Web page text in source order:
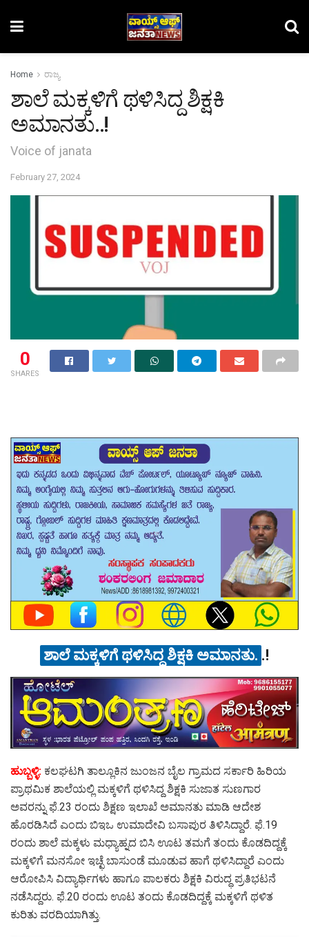
Home ರಾಜ್ಯ
ಶಾಲೆ ಮಕ್ಕಳಿಗೆ ಥಳಿಸಿದ್ದ ಶಿಕ್ಷಕಿ
ಅಮಾನತು..!
Voice of janata
February 27, 2024
0
SHARES
ಶಾಲೆ ಮಕ್ಕಳಿಗೆ ಥಳಿಸಿದ್ದ ಶಿಕ್ಷಕಿ ಅಮಾನತು. .!
ಹುಬ್ಬಳ್ಳಿ: ಕಲಘಟಗಿ ತಾಲ್ಲೂಕಿನ ಜುಂಜನ ಬೈಲ ಗ್ರಾಮದ ಸರ್ಕಾರಿ ಹಿರಿಯ
ಪ್ರಾಥಮಿಕ ಶಾಲೆಯಲ್ಲಿ ಮಕ್ಕಳಿಗೆ ಥಳಿಸಿದ್ದ ಶಿಕ್ಷಕಿ ಸುಜಾತ ಸುಣಗಾರ
ಅವರನ್ನು ಫೆ.23 ರಂದು ಶಿಕ್ಷಣ ಇಲಾಖೆ ಅಮಾನತು ಮಾಡಿ ಆದೇಶ
ಹೊರಡಿಸಿದೆ ಎಂದು ಬಿಇಒ ಉಮಾದೇವಿ ಬಸಾಪುರ ತಿಳಿಸಿದ್ದಾರೆ. ಫೆ.19
ರಂದು ಶಾಲೆ ಮಕ್ಕಳು ಮಧ್ಯಾಹ್ನದ ಬಿಸಿ ಊಟ ತಮಗೆ ತಂದು ಕೊಡದಿದ್ದಕ್ಕೆ
ಮಕ್ಕಳಿಗೆ ಮನಸೋ ಇಚ್ಛೆ ಬಾಸುಂಡೆ ಮೂಡುವ ಹಾಗೆ ಥಳಿಸಿದ್ದಾರೆ ಎಂದು
ಆರೋಪಿಸಿ ವಿದ್ಯಾರ್ಥಿಗಳು ಹಾಗೂ ಪಾಲಕರು ಶಿಕ್ಷಕಿ ವಿರುದ್ಧ ಪ್ರತಿಭಟನೆ
ನಡೆಸಿದ್ದರು. ಫೆ.20 ರಂದು ಊಟ ತಂದು ಕೊಡದಿದ್ದಕ್ಕೆ ಮಕ್ಕಳಿಗೆ ಥಳಿತ
ಕುರಿತು ವರದಿಯಾಗಿತ್ತು.